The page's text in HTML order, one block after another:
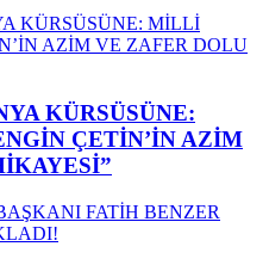
KÜRSÜSÜNE:
ÇETİN’İN AZİM